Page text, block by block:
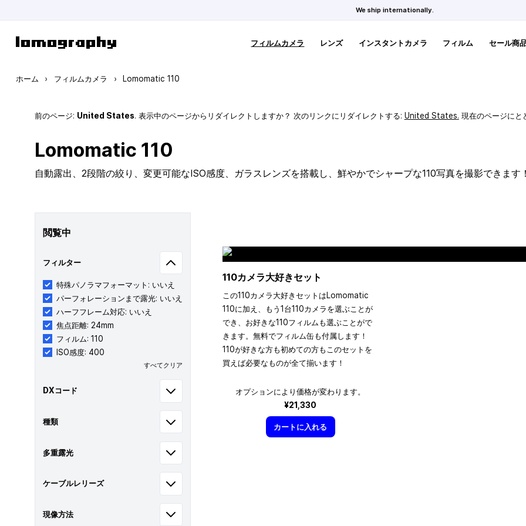
We ship internationally.
フィルムカメラ レンズ インスタントカメラ フィルム セール商
ホーム › フィルムカメラ › Lomomatic 110
前のページ: United States. 表示中のページからリダイレクトしますか？ 次のリンクにリダイレクトする: United States. 現在のページにと
Lomomatic 110
自動露出、2段階の絞り、変更可能なISO感度、ガラスレンズを搭載し、鮮やかでシャープな110写真を撮影できます
閲覧中
フィルター
特殊パノラマフォーマット: いいえ
パーフォレーションまで露光: いいえ
ハーフフレーム対応: いいえ
焦点距離: 24mm
フィルム: 110
ISO感度: 400
すべてクリア
DXコード
種類
多重露光
ケーブルレリーズ
現像方法
110カメラ大好きセット
この110カメラ大好きセットはLomomatic
110に加え、もう1台110カメラを選ぶことが
でき、お好きな110フィルムも選ぶことがで
きます。無料でフィルム缶も付属します！
110が好きな方も初めての方もこのセットを
買えば必要なものが全て揃います！
オプションにより価格が変わります。
¥21,330
カートに入れる